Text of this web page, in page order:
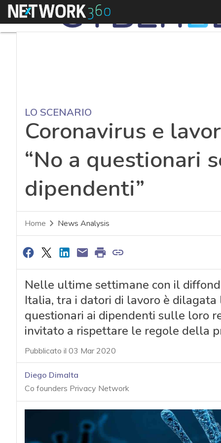
Menu
LO SCENARIO
Coronavirus e
“No a questionari
dipendenti”
Home News Analysis
Nelle ultime settimane con il
Italia, tra i datori di lavoro è
questionari ai dipendenti sulle loro
invitato a rispettare le regole della
Pubblicato il 03 Mar 2020
Diego Dimalta
Co founders Privacy Network